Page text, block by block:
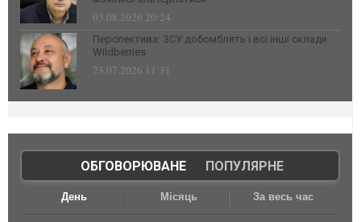
03.08.2026 20:24
Перспектива: ЗСУ добомблять і всі інші склади
Wildberries
23.07.2026 11:31
ОБГОВОРЮВАНЕ| ПОПУЛЯРНЕ
День Місяць За весь час